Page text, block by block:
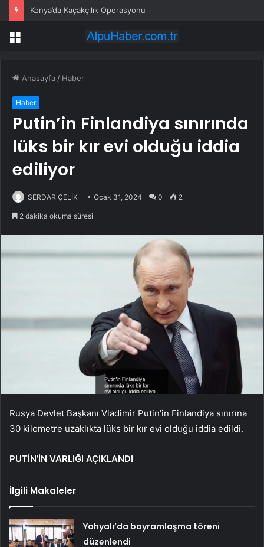
Konya’da Kaçakçılık Operasyonu
Menü
Anasayfa / Haber
Haber
Putin’in Finlandiya sınırında
lüks bir kır evi olduğu iddia
ediliyor
SERDAR ÇELİK Ocak 31, 2024 0 2
2 dakika okuma süresi
Rusya Devlet Başkanı Vladimir Putin’in Finlandiya sınırına
30 kilometre uzaklıkta lüks bir kır evi olduğu iddia edildi.
PUTİN’İN VARLIĞI AÇIKLANDI
İlgili Makaleler
Yahyalı’da bayramlaşma töreni
düzenlendi